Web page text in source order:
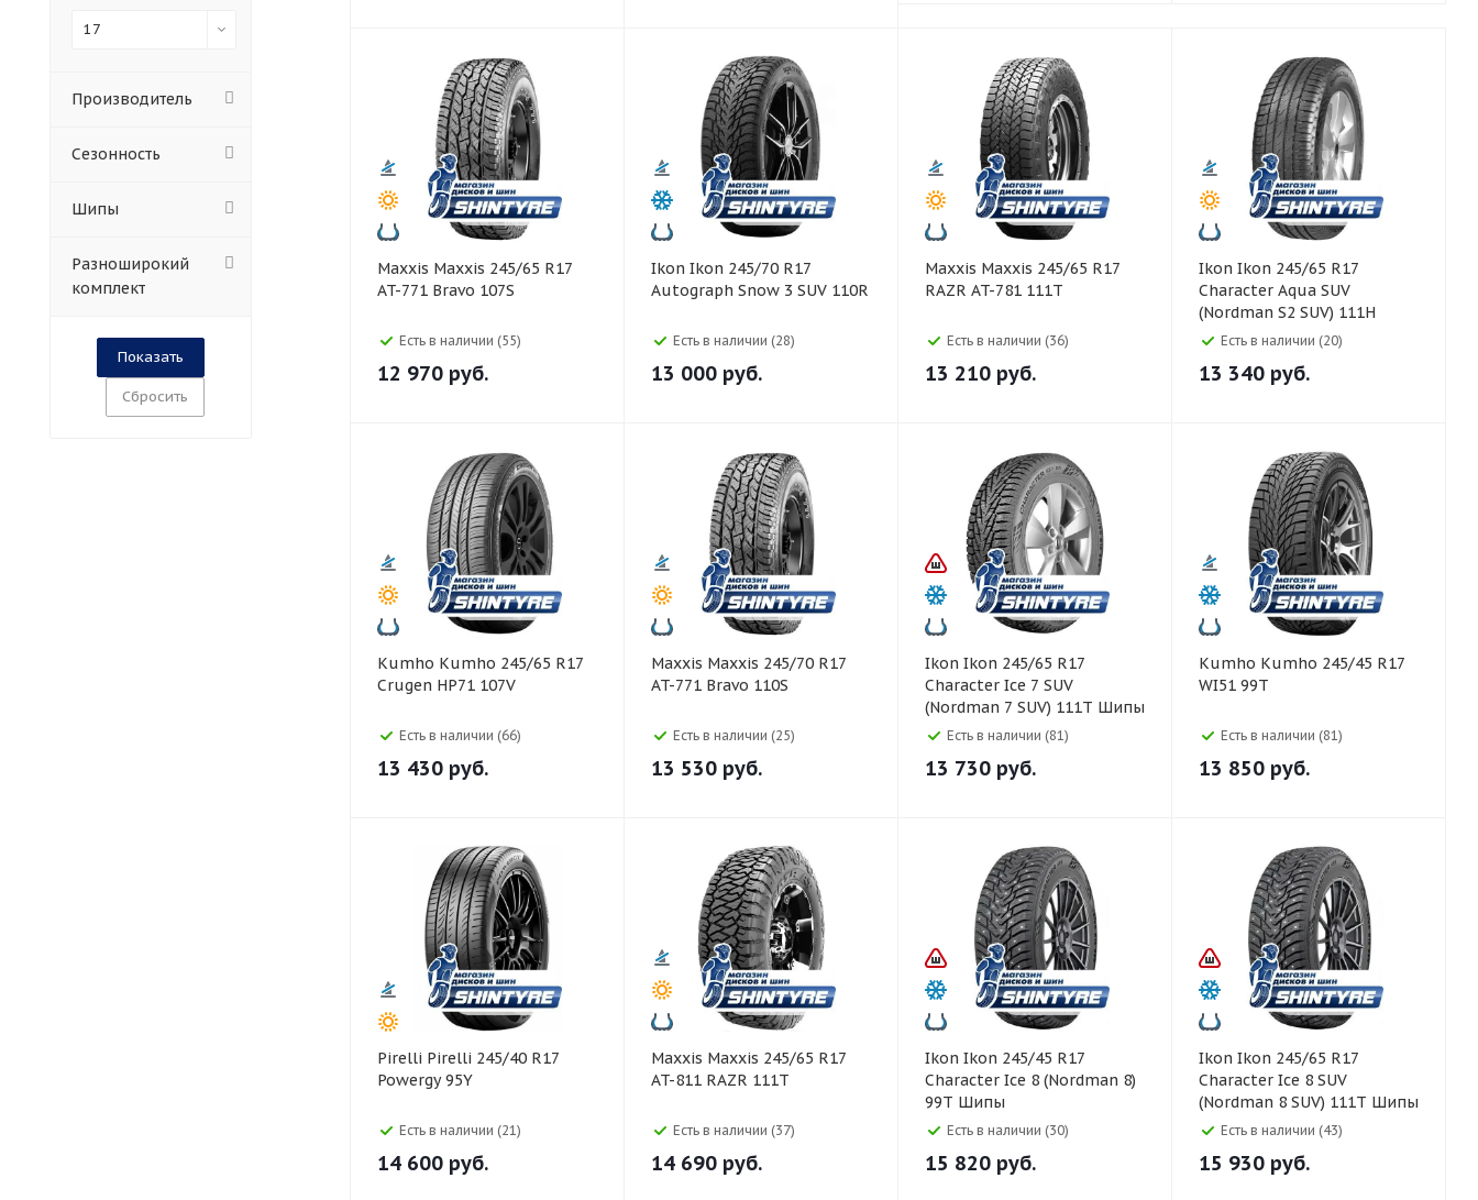
Maxxis Maxxis 245/65 R17
AT-771 Bravo 107S
Есть в наличии (55)
12 970 руб.
Ikon Ikon 245/70 R17
Autograph Snow 3 SUV 110R
Есть в наличии (28)
13 000 руб.
Maxxis Maxxis 245/65 R17
RAZR AT-781 111T
Есть в наличии (36)
13 210 руб.
Ikon Ikon 245/65 R17
Character Aqua SUV
(Nordman S2 SUV) 111H
Есть в наличии (20)
13 340 руб.
Kumho Kumho 245/65 R17
Crugen HP71 107V
Есть в наличии (66)
13 430 руб.
Maxxis Maxxis 245/70 R17
AT-771 Bravo 110S
Есть в наличии (25)
13 530 руб.
Ikon Ikon 245/65 R17
Character Ice 7 SUV
(Nordman 7 SUV) 111T Шипы
Есть в наличии (81)
13 730 руб.
Kumho Kumho 245/45 R17
WI51 99T
Есть в наличии (81)
13 850 руб.
Pirelli Pirelli 245/40 R17
Powergy 95Y
Есть в наличии (21)
14 600 руб.
Maxxis Maxxis 245/65 R17
AT-811 RAZR 111T
Есть в наличии (37)
14 690 руб.
Ikon Ikon 245/45 R17
Character Ice 8 (Nordman 8)
99T Шипы
Есть в наличии (30)
15 820 руб.
Ikon Ikon 245/65 R17
Character Ice 8 SUV
(Nordman 8 SUV) 111T Шипы
Есть в наличии (43)
15 930 руб.
17
Производитель
Сезонность
Шипы
Разноширокий
комплект
Сбросить